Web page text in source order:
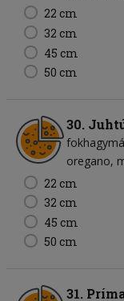
22 cm
32 cm
45 cm
50 cm
30.
oregano
22 cm
32 cm
45 cm
50 cm
31.